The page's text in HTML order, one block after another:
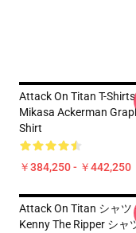
Attack On Titan T-
Mikasa Ackerman
Shirt
￥384,250 - ￥442,250
Attack On Titan シャツ -
Kenny The Ripper シャ